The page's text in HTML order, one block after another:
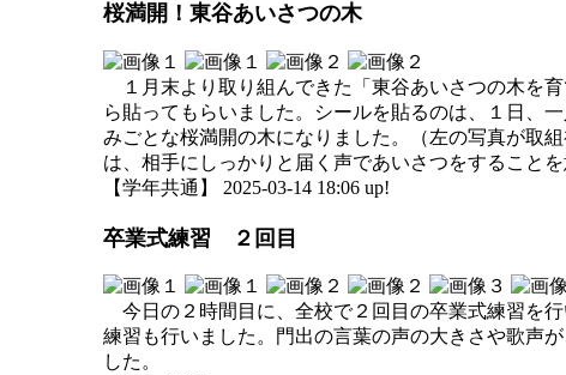
桜満開！東谷あいさつの木
１月末より取り組んできた「東谷あいさつの木を
ら貼ってもらいました。シールを貼るのは、１日、
みごとな桜満開の木になりました。（左の写真が取
は、相手にしっかりと届く声であいさつをすること
【学年共通】 2025-03-14 18:06 up!
卒業式練習 ２回目
今日の２時間目に、全校で２回目の卒業式練習を
練習も行いました。門出の言葉の声の大きさや歌声
した。